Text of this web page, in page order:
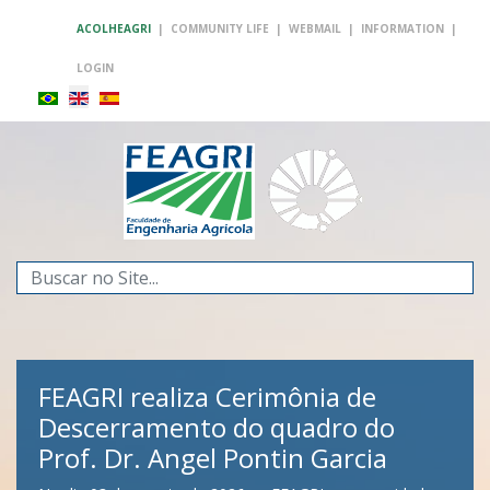
ACOLHEAGRI | COMMUNITY LIFE | WEBMAIL | INFORMATION |
LOGIN
Search
...
FEAGRI realiza Cerimônia de
Descerramento do quadro do
Prof. Dr. Angel Pontin Garcia
FEAGRI